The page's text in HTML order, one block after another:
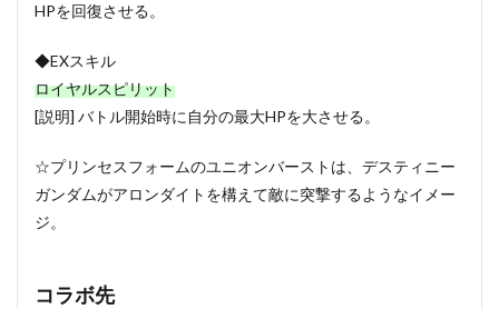
HPを回復させる。
◆EXスキル
ロイヤルスピリット
[説明] バトル開始時に自分の最大HPを大させる。
☆プリンセスフォームのユニオンバーストは、デスティニー
ガンダムがアロンダイトを構えて敵に突撃するようなイメー
ジ。
コラボ先